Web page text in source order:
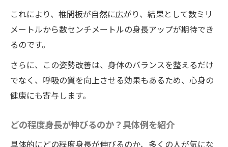
安心して通える整体院ワイルドボディの特
徴
整体院ワイルドボディの施術を続けること
のメリット
施術の魅力
身長アップに成功した具体例
これにより、椎間板が自然に広がり、結果として数ミリ
メートルから数センチメートルの身長アップが期待でき
るのです。
さらに、この姿勢改善は、身体のバランスを整えるだけ
でなく、呼吸の質を向上させる効果もあるため、心身の
健康にも寄与します。
どの程度身長が伸びるのか？具体例を紹介
具体的にどの程度身長が伸びるのか、多くの人が気にな